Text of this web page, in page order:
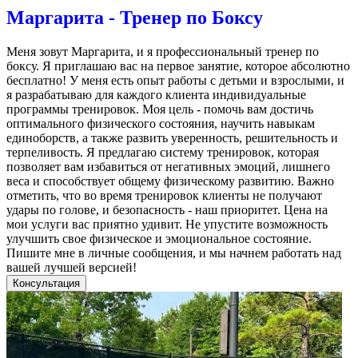
Маргарита - Тренер по Боксу
Меня зовут Маргарита, и я профессиональный тренер по
боксу. Я приглашаю вас на первое занятие, которое абсолютно
бесплатно! У меня есть опыт работы с детьми и взрослыми, и
я разрабатываю для каждого клиента индивидуальные
программы тренировок. Моя цель - помочь вам достичь
оптимального физического состояния, научить навыкам
единоборств, а также развить уверенность, решительность и
терпеливость. Я предлагаю систему тренировок, которая
позволяет вам избавиться от негативных эмоций, лишнего
веса и способствует общему физическому развитию. Важно
отметить, что во время тренировок клиенты не получают
удары по голове, и безопасность - наш приоритет. Цена на
мои услуги вас приятно удивит. Не упустите возможность
улучшить свое физическое и эмоциональное состояние.
Пишите мне в личные сообщения, и мы начнем работать над
вашей лучшей версией!
Консультация